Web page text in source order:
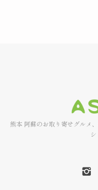
熊本 阿蘇のお取り寄せグルメ